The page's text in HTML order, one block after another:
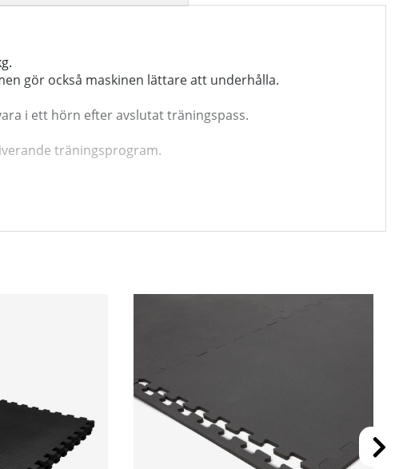
gör också maskinen lättare att underhålla.
i ett hörn efter avslutat träningspass.
träningsprogram.